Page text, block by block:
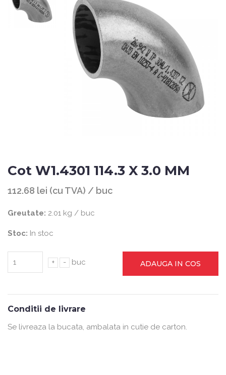
Cot W1.4301 114.3 X 3.0 MM
112.68 lei (cu TVA) / buc
Greutate: 2.01 kg / buc
Stoc: In stoc
+ - buc ADAUGA IN COS
Conditii de livrare
Se livreaza la bucata, ambalata in cutie de carton.